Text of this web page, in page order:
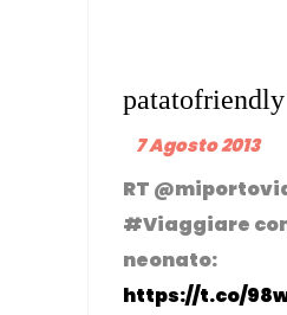
patatofriendly
7 Agosto 2013
RT
#Viaggiare
neonato:
https://t.co/